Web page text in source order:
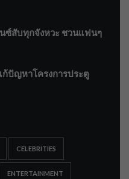
ซ์สับทุกจังหวะ ชวนแฟนๆ
ปัญหาโครงการประตู
CELEBRITIES
ENTERTAINMENT